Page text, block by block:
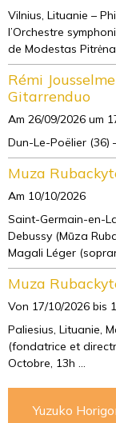
Vilnius, Lituanie –
l’Orchestre
de Modestas
Rémi
Gitarrenduo
Am 26/09/2026 um
Dun-Le-Poëlier
Muza
Am 10/10/2026
Saint-Germain-en-
Debussy (Mūza
Magali Léger
Muza
Von 17/10/2026 bis
Paliesius, Lituanie,
(fondatrice et
Octobre, 13h ...
Yuzuko